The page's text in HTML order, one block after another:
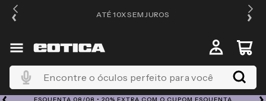
ATÉ 10X SEM JUROS
Encontre o óculos perfeito para você